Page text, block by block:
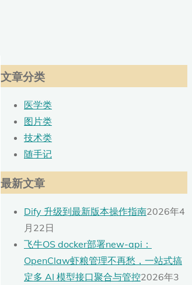
文章分类
医学类
图片类
技术类
随手记
最新文章
Dify 升级到最新版本操作指南2026年4
月22日
飞牛OS docker部署new-api：
OpenClaw虾粮管理不再愁，一站式搞
定多 AI 模型接口聚合与管控2026年3